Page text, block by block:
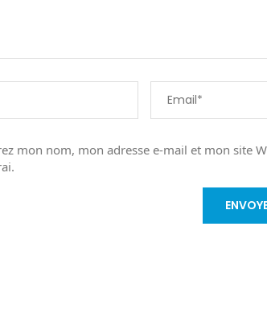
mon nom, mon adresse e-mail et mon site